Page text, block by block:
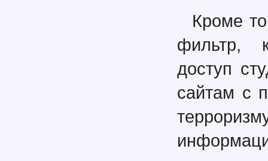
Кроме
фильтр,
доступ
сайтам с